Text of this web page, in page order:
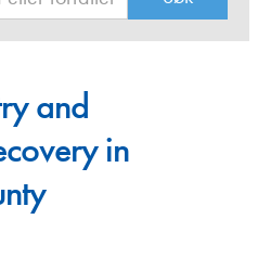
and
in